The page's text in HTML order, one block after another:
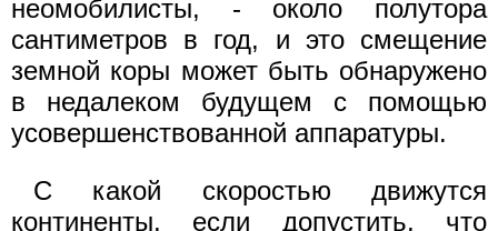
неомобилисты, - около полутора
сантиметров в год, и это смещение
земной коры может быть обнаружено
в недалеком будущем с помощью
усовершенствованной аппаратуры.
С какой скоростью движутся
континенты, если допустить, что